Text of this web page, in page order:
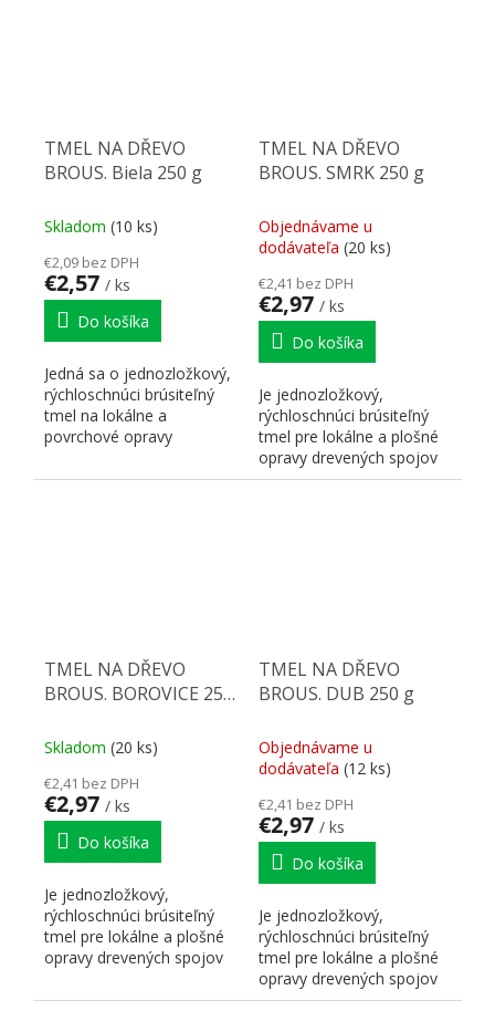
TMEL NA DŘEVO
BROUS. Biela 250 g
Skladom (10 ks)
€2,09 bez DPH
€2,57 / ks
Do košíka
Jedná sa o jednozložkový,
rýchloschnúci brúsiteľný
tmel na lokálne a
povrchové opravy
povrchov...
TMEL NA DŘEVO
BROUS. SMRK 250 g
Objednávame u
dodávateľa (20 ks)
€2,41 bez DPH
€2,97 / ks
Do košíka
Je jednozložkový,
rýchloschnúci brúsiteľný
tmel pre lokálne a plošné
opravy drevených spojov
či povrchov pri...
TMEL NA DŘEVO
BROUS. BOROVICE 250
Skladom (20 ks)
€2,41 bez DPH
€2,97 / ks
Do košíka
Je jednozložkový,
rýchloschnúci brúsiteľný
tmel pre lokálne a plošné
opravy drevených spojov
TMEL NA DŘEVO
BROUS. DUB 250 g
Objednávame u
dodávateľa (12 ks)
€2,41 bez DPH
€2,97 / ks
Do košíka
Je jednozložkový,
rýchloschnúci brúsiteľný
tmel pre lokálne a plošné
opravy drevených spojov
či povrchov pri...